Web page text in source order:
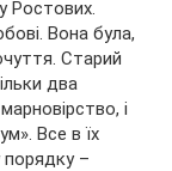
Ростових.
Вона була,
Старий
два
і
Все в їх
порядку –